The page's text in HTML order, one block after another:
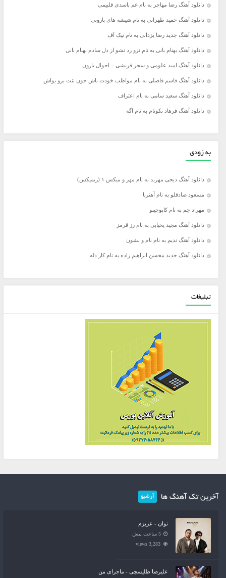
دانلود آهنگ رضا مهاجر به نام غم باسدی قلبیمی
دانلود آهنگ حمید طهرانی به نام شیشه های بارونی
دانلود آهنگ جدید رضا یزدانی به نام تیک آف
دانلود آهنگ بهنام بانی به نام نرو رد نشو از دل سادم بهنام بانی
دانلود آهنگ امید علومی و سحر قریشی – احوال بارون
دانلود آهنگ قاسم فاضلی به نام مواظب خودت باش جون ننت برو یواش
دانلود آهنگ سعید سامی به نام اعتراف
دانلود آهنگ فرهاد نکونام به نام اگه
به زودی
دانلود آهنگ دیجی مهربد به نام مهر و میکس ۱ (ریمیکس)
مسعود صادقلو به نام آهنربا
مهراد جم به نام کاپوچینو
دانلود آهنگ مجید یحیایی به نام رز قرمز
دانلود آهنگ ندیم به نام نام و نشون
دانلود آهنگ جدید محسن ابراهیم زاده به نام کار دله
تبلیغات
آخرین تک آهنگ ها آرشیو
نوان - عزیزم
5 ساعت پیش
3,283 views
علیرضا طلیسچی - ماجرای من